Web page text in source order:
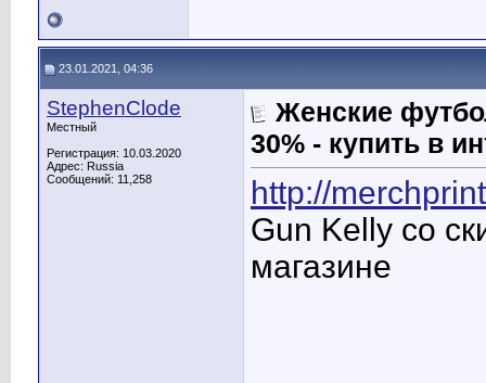
23.01.2021, 04:36
StephenClode
Местный
Регистрация: 10.03.2020
Адрес: Russia
Сообщений: 11,258
Женские
30% - купить в
http://
Gun Kelly со
магазине